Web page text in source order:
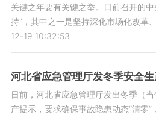
关键之年要有关键之举。日前召开的
持”，其中之一是坚持深化市场化改革
12-19 10:32:53
河北省应急管理厅发冬季安全
日前，河北省应急管理厅发出冬季（
产提示，要求确保事故隐患动态“清零